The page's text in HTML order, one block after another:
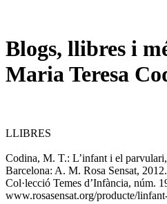
Blogs, llibres i
Maria Teresa
LLIBRES
Codina, M. T.: L’infant i el parvulari,
Barcelona: A. M. Rosa Sensat, 2012.
Col·lecció Temes d’Infància, núm.
www.rosasensat.org/producte/